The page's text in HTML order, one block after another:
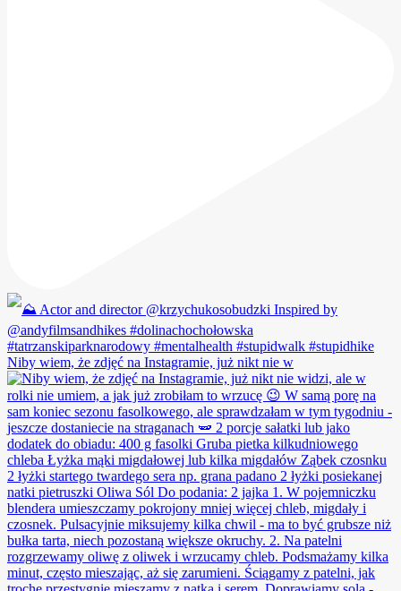
Niby wiem, że zdjęć na Instagramie, już nikt nie w